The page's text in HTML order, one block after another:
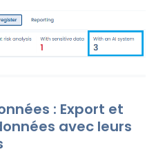
: Export et
avec leurs